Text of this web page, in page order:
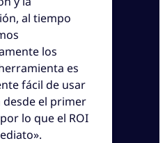
al tiempo
los
es
fácil de usar
desde el primer
lo que el ROI